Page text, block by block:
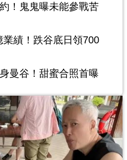
！鬼鬼曝未能參戰苦
績！跌谷底日領700
曼谷！甜蜜合照首曝